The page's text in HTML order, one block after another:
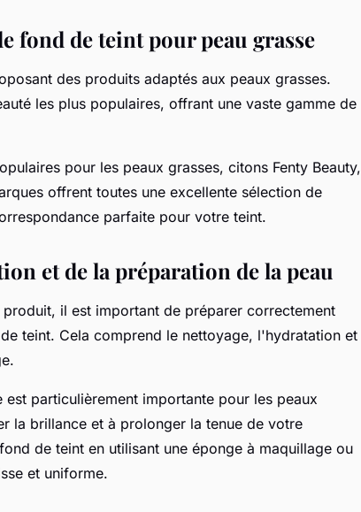
fond de teint pour peau grasse
des produits adaptés aux peaux grasses.
les plus populaires, offrant une vaste gamme de
pour les peaux grasses, citons Fenty Beauty,
offrent toutes une excellente sélection de
parfaite pour votre teint.
et de la préparation de la peau
il est important de préparer correctement
teint. Cela comprend le nettoyage, l'hydratation et
particulièrement importante pour les peaux
la brillance et à prolonger la tenue de votre
de teint en utilisant une éponge à maquillage ou
et uniforme.